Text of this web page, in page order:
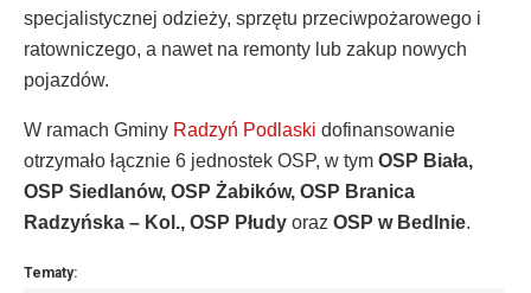
specjalistycznej odzieży, sprzętu przeciwpożarowego i
ratowniczego, a nawet na remonty lub zakup nowych
pojazdów.
W ramach Gminy Radzyń Podlaski dofinansowanie
otrzymało łącznie 6 jednostek OSP, w tym OSP Biała,
OSP Siedlanów, OSP Żabików, OSP Branica
Radzyńska – Kol., OSP Płudy oraz OSP w Bedlnie.
Tematy: